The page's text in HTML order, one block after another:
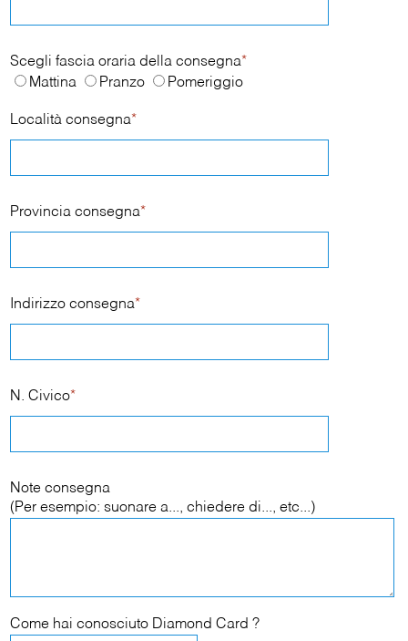
Scegli fascia oraria della consegna*
Mattina
Pranzo Pomeriggio
Località consegna*
Provincia consegna*
Indirizzo consegna*
N. Civico*
Note consegna
(Per esempio: suonare a..., chiedere di..., etc...)
Come hai conosciuto Diamond Card ?